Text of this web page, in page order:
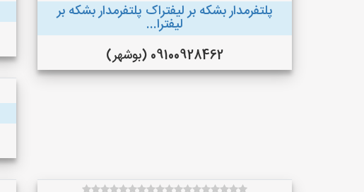
پلتفرمدار بشکه بر لیفتراک پلتفرمدار بشکه بر
لیفترا...
09100928462 (بوشهر)